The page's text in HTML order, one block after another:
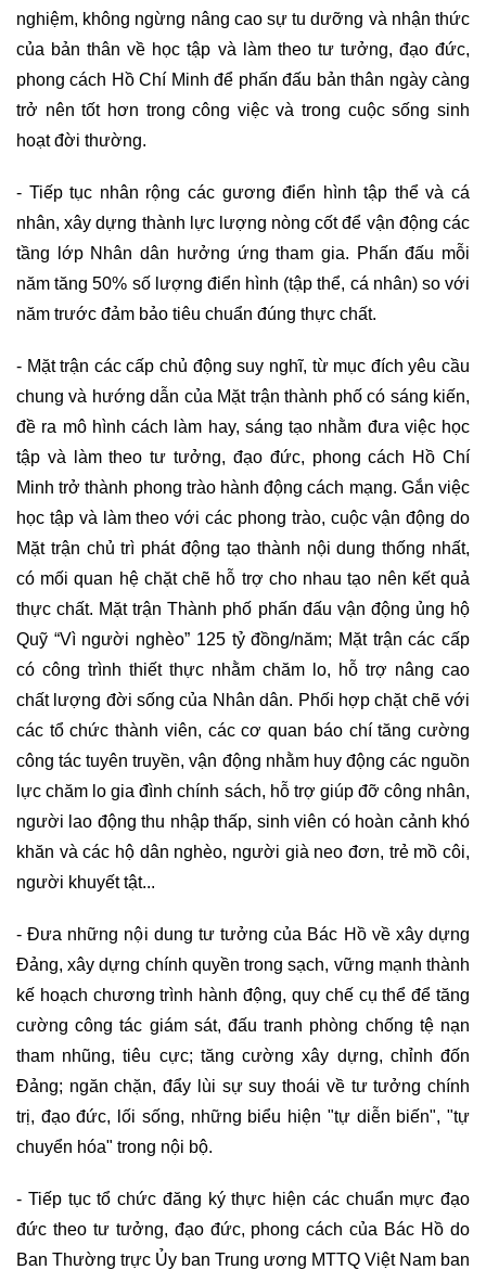
nghiệm, không ngừng nâng cao sự tu dưỡng và nhận thức
của bản thân về học tập và làm theo tư tưởng, đạo đức,
phong cách Hồ Chí Minh để phấn đấu bản thân ngày càng
trở nên tốt hơn trong công việc và trong cuộc sống sinh
hoạt đời thường.
- Tiếp tục nhân rộng các gương điển hình tập thể và cá
nhân, xây dựng thành lực lượng nòng cốt để vận động các
tầng lớp Nhân dân hưởng ứng tham gia. Phấn đấu mỗi
năm tăng 50% số lượng điển hình (tập thể, cá nhân) so với
năm trước đảm bảo tiêu chuẩn đúng thực chất.
- Mặt trận các cấp chủ động suy nghĩ, từ mục đích yêu cầu
chung và hướng dẫn của Mặt trận thành phố có sáng kiến,
đề ra mô hình cách làm hay, sáng tạo nhằm đưa việc học
tập và làm theo tư tưởng, đạo đức, phong cách Hồ Chí
Minh trở thành phong trào hành động cách mạng. Gắn việc
học tập và làm theo với các phong trào, cuộc vận động do
Mặt trận chủ trì phát động tạo thành nội dung thống nhất,
có mối quan hệ chặt chẽ hỗ trợ cho nhau tạo nên kết quả
thực chất. Mặt trận Thành phố phấn đấu vận động ủng hộ
Quỹ “Vì người nghèo” 125 tỷ đồng/năm; Mặt trận các cấp
có công trình thiết thực nhằm chăm lo, hỗ trợ nâng cao
chất lượng đời sống của Nhân dân. Phối hợp chặt chẽ với
các tổ chức thành viên, các cơ quan báo chí tăng cường
công tác tuyên truyền, vận động nhằm huy động các nguồn
lực chăm lo gia đình chính sách, hỗ trợ giúp đỡ công nhân,
người lao động thu nhập thấp, sinh viên có hoàn cảnh khó
khăn và các hộ dân nghèo, người già neo đơn, trẻ mồ côi,
người khuyết tật...
- Đưa những nội dung tư tưởng của Bác Hồ về xây dựng
Đảng, xây dựng chính quyền trong sạch, vững mạnh thành
kế hoạch chương trình hành động, quy chế cụ thể để tăng
cường công tác giám sát, đấu tranh phòng chống tệ nạn
tham nhũng, tiêu cực; tăng cường xây dựng, chỉnh đốn
Đảng; ngăn chặn, đẩy lùi sự suy thoái về tư tưởng chính
trị, đạo đức, lối sống, những biểu hiện "tự diễn biến", "tự
chuyển hóa" trong nội bộ.
- Tiếp tục tổ chức đăng ký thực hiện các chuẩn mực đạo
đức theo tư tưởng, đạo đức, phong cách của Bác Hồ do
Ban Thường trực Ủy ban Trung ương MTTQ Việt Nam ban